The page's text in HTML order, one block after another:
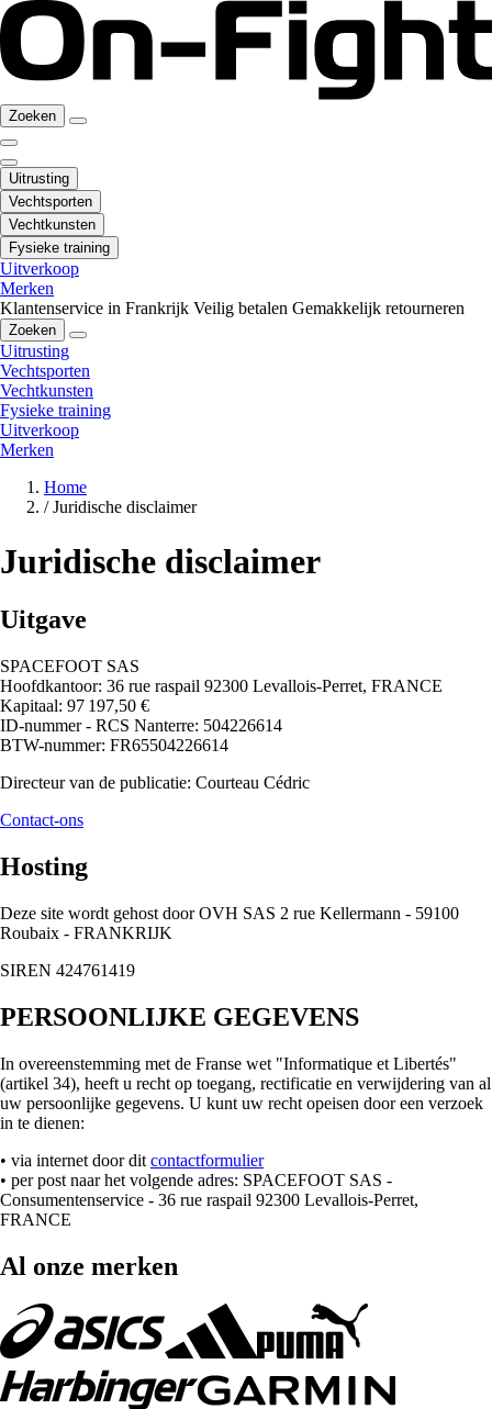
Zoeken
Uitrusting
Vechtsporten
Vechtkunsten
Fysieke training
Uitverkoop
Merken
Klantenservice in Frankrijk Veilig betalen Gemakkelijk retourneren
Zoeken
Uitrusting
Vechtsporten
Vechtkunsten
Fysieke training
Uitverkoop
Merken
Home
/ Juridische disclaimer
Juridische disclaimer
Uitgave
SPACEFOOT SAS
Hoofdkantoor: 36 rue raspail 92300 Levallois-Perret, FRANCE
Kapitaal: 97 197,50 €
ID-nummer - RCS Nanterre: 504226614
BTW-nummer: FR65504226614
Directeur van de publicatie: Courteau Cédric
Contact-ons
Hosting
Deze site wordt gehost door OVH SAS 2 rue Kellermann - 59100
Roubaix - FRANKRIJK
SIREN 424761419
PERSOONLIJKE GEGEVENS
In overeenstemming met de Franse wet "Informatique et Libertés"
(artikel 34), heeft u recht op toegang, rectificatie en verwijdering van al
uw persoonlijke gegevens. U kunt uw recht opeisen door een verzoek
in te dienen:
• via internet door dit contactformulier
• per post naar het volgende adres: SPACEFOOT SAS -
Consumentenservice - 36 rue raspail 92300 Levallois-Perret,
FRANCE
Al onze merken